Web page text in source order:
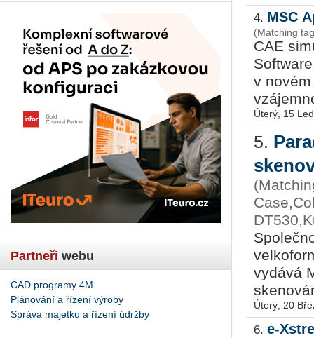
Partneři webu
CAD programy 4M
Plánování a řízení výroby
Správa majetku a řízení údržby
4. MSC
(Matching
CAE
v
Úterý, 15
5.
vydává
Úterý, 20
6. e-